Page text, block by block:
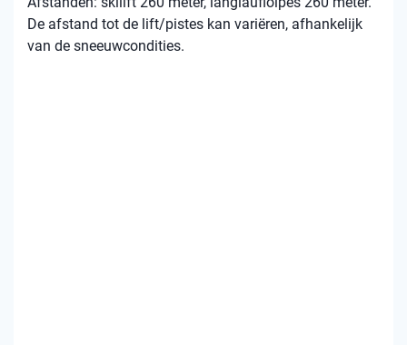
De afstand tot de lift/pistes kan variëren, afhankelijk
van de sneeuwcondities.